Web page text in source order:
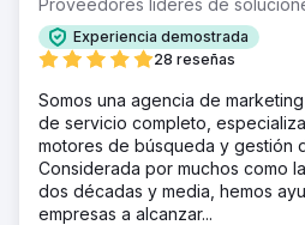
Experiencia demostrada
28 reseñas
Somos una agencia de
de servicio completo,
motores de búsqueda y gestión
Considerada por muchos como
dos décadas y media, hemos
empresas a alcanzar...